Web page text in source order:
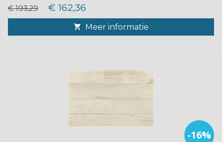
€ 193,29 € 162,36
Meer informatie
-16%